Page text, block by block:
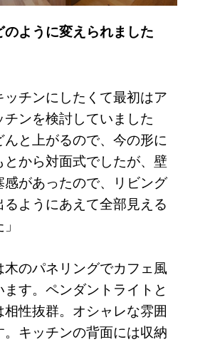
のように変えられました
ッチンにしたくて最初はア
ンを検討していました
と上がるので、今の形に
とから対面式でしたが、壁
感があったので、リビング
るようにあえて全部見える
木のパネリングでカフェ風
す。ペンダントライトと
相性抜群。オシャレな雰囲
キッチンの背面には収納